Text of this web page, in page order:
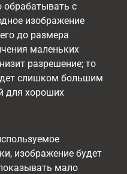
с
изображение
до размера
маленьких
разрешение; то
слишком большим
для хороших
изображение будет
мало